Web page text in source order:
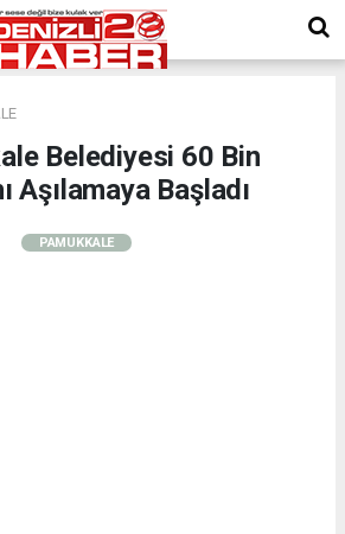
Belediyesi 60 Bin
Aşılamaya Başladı
PAMUKKALE